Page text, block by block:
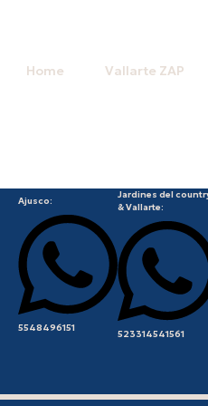
Home Vallarte ZAP
Ajusco:
5548496151
Jardines del
& Vallarte:
523314541561